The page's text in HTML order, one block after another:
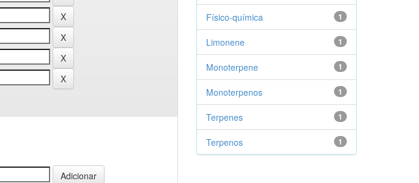
1
Físico-química
1
Limonene
1
Monoterpene
1
Monoterpenos
1
Terpenes
1
Terpenos